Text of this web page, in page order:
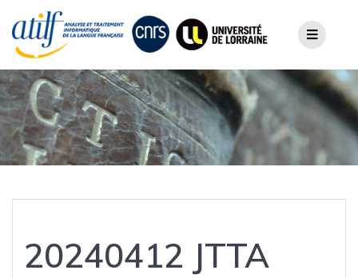
content
20240412 JTTA